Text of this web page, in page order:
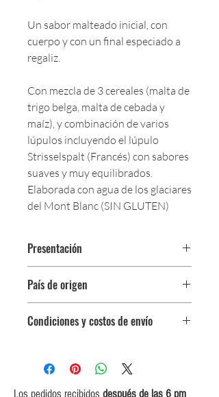
Un sabor malteado inicial, con
cuerpo y con un final especiado a
regaliz.
Con mezcla de 3 cereales (malta de
trigo belga, malta de cebada y
maíz), y combinación de varios
lúpulos incluyendo el lúpulo
Strisselspalt (Francés) con sabores
suaves y muy equilibrados.
Elaborada con agua de los glaciares
del Mont Blanc (SIN GLUTEN)
Presentación
País de origen
Condiciones y costos de envío
iguales o mayores a $350,000.
$5,000 para pedidos entre
$150,000 y $349,999.
Los pedidos recibidos después de las 6 pm